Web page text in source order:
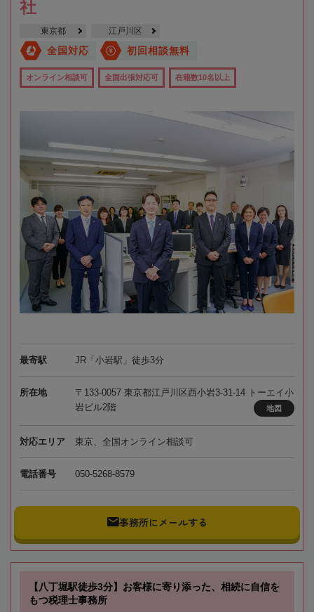
社
東京都 江戸川区
全国対応 初回相談無料
オンライン相談可 全国出張対応可 在籍数10名以上
最寄駅 JR「小岩駅」徒歩3分
所在地
〒133-0057 東京都江戸川区西小岩3-31-14 トーエイ小
岩ビル2階
地図
対応エリア 東京、全国オンライン相談可
電話番号 050-5268-8579
事務所にメールする
【八丁堀駅徒歩3分】お客様に寄り添った、相続に自信を
もつ税理士事務所